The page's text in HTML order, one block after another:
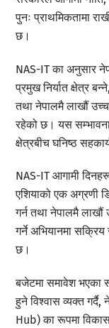
पुनः प्राथमिकतामा
छ।
NAS-IT का अनुसार
प्रमुख निर्यात क्षेत्र
तथा नेपालमै लाखौं उच्च
रहेको छ। यस
क्षेत्रबीच घनिष्ठ
NAS-IT आगामी
एशियाको एक अग्रणी
गर्न तथा नेपालमै लाखौं
गर्ने अभियानमा
छ।
बजेटमा समावेश भएका
हुने विश्वास व्यक्त गर्दै,
Hub) का रूपमा